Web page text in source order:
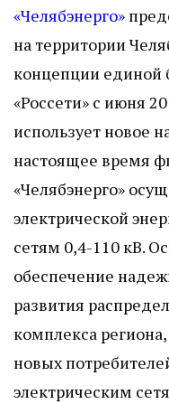
«Челябэнерго»
на территории
концепции единой
«Россети» с июня
использует новое
настоящее время
«Челябэнерго»
электрической
сетям 0,4-110 кВ.
обеспечение
развития
комплекса
новых
электрическим